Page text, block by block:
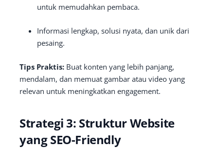
untuk memudahkan pembaca.
Informasi lengkap, solusi nyata, dan unik dari
pesaing.
Tips Praktis: Buat konten yang lebih panjang,
mendalam, dan memuat gambar atau video yang
relevan untuk meningkatkan engagement.
Strategi 3: Struktur Website
yang SEO-Friendly